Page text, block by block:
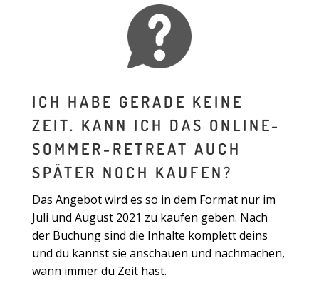
ICH HABE GERADE KEINE
ZEIT. KANN ICH DAS ONLINE-
SOMMER-RETREAT AUCH
SPÄTER NOCH KAUFEN?
Das Angebot wird es so in dem Format nur im
Juli und August 2021 zu kaufen geben. Nach
der Buchung sind die Inhalte komplett deins
und du kannst sie anschauen und nachmachen,
wann immer du Zeit hast.